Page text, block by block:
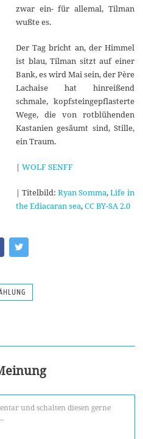
zwar ein- für allemal, Tilman
wußte es.
Der Tag bricht an, der Himmel
ist blau, Tilman sitzt auf einer
Bank, es wird Mai sein, der Père
Lachaise hat hinreißend
schmale, kopfsteingepflasterte
Wege, die von rotblühenden
Kastanien gesäumt sind, Stille,
ein Traum.
| WOLF SENFF
| Titelbild: Ryan Somma,Life in
the Ediacaran sea,CC BY-SA 2.0